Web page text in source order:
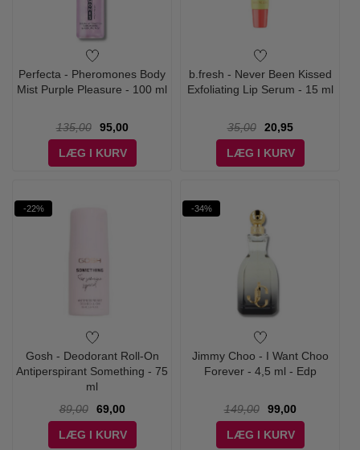
Perfecta - Pheromones Body
Mist Purple Pleasure - 100 ml
135,00
95,00
LÆG I KURV
b.fresh - Never Been Kissed
Exfoliating Lip Serum - 15 ml
35,00
20,95
LÆG I KURV
-22%
Gosh - Deodorant Roll-On
Antiperspirant Something - 75
ml
89,00
69,00
LÆG I KURV
-34%
Jimmy Choo - I Want Choo
Forever - 4,5 ml - Edp
149,00
99,00
LÆG I KURV